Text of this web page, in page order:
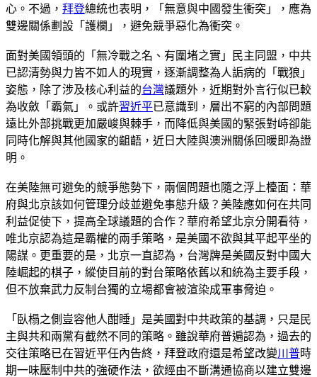
心。不過， 拜登總統也表明，「無意與中國發生衝突」，應為
雙邊關係劃設「護欄」，避免競爭惡化為衝突。
面對美國領頭的「無冷戰之名、有圍堵之實」民主同盟，中共
已認清勢與力皆不如人的現實，逐漸調整為人詬病的「戰狼」
姿態，除了涉及核心利益的台灣議題外，近期對外言行似已較
為收斂「霸氣」。或許習近平已意識到，層出不窮的內部問題
遠比外部挑戰更加嚴峻與棘手，而降低與美國的緊張對峙卻能
同時化解與其他國家的齟齬，近日大陸與澳洲關係回暖即為證
明。
在美陸無可避免的競爭態勢下，兩個問題也隨之浮上檯面：華
府與北京該如何管理分歧並避免事態升級？美陸應如何在共同
利益促使下，提高全球議題的合作？華府希望北京分開看待，
唯北京認為這是霸權的兩手策略，是美國不欲與其平起平坐的
陽謀。更重要的是，北京一直認為，台灣牌是美國反對中國大
陸崛起的棋子，縱使目前的對台策略依舊以和統為主要手段，
但不放棄武力反制台獨的立場都會被渲染成軍事脅迫。
「臥榻之側豈容他人酣睡」是美國對中共政策的基調，只是民
主與共和兩黨有截然不同的策略。雖說華府普遍認為，過去的
交往策略已在習近平任內告終，拜登政府還是希望改變川普時
期一味壓制中共的強硬作法，欲經由不斷溝通協商以建立雙邊